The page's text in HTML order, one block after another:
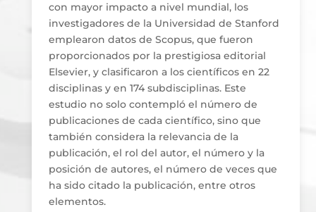
con mayor impacto a nivel mundial, los
investigadores de la Universidad de Stanford
emplearon datos de Scopus, que fueron
proporcionados por la prestigiosa editorial
Elsevier, y clasificaron a los científicos en 22
disciplinas y en 174 subdisciplinas. Este
estudio no solo contempló el número de
publicaciones de cada científico, sino que
también considera la relevancia de la
publicación, el rol del autor, el número y la
posición de autores, el número de veces que
ha sido citado la publicación, entre otros
elementos.